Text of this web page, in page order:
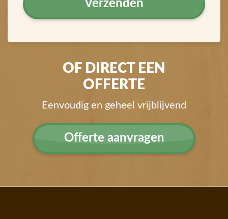
OF DIRECT EEN
OFFERTE
Eenvoudig en geheel vrijblijvend
Offerte aanvragen